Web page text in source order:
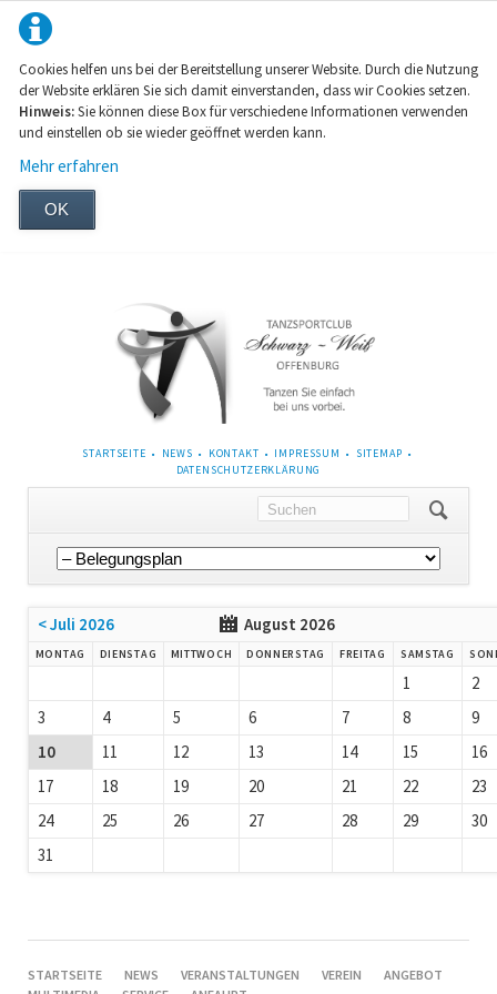
Cookies helfen uns bei der Bereitstellung unserer Website. Durch die Nutzung
der Website erklären Sie sich damit einverstanden, dass wir Cookies setzen.
Hinweis:Sie können diese Box für verschiedene Informationen verwenden
und einstellen ob sie wieder geöffnet werden kann.
Mehr erfahren
OK
NAVIGATION
STARTSEITE NEWS KONTAKT IMPRESSUM
SITEMAP
DATENSCHUTZERKLÄRUNG
Navigation
überspringen
< Juli 2026
August 2026
MONTAG DIENSTAG MITTWOCH DONNERSTAG FREITAG SAMSTAG
1
2
3
4 5 6 7 8
9
10
11 12 13 14 15
16
17
18 19 20 21 22
23
24
25 26 27 28 29
30
31
NAVIGATION
STARTSEITE NEWS VERANSTALTUNGEN VEREIN
ANGEBOT